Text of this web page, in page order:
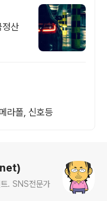
정산
라폴, 신호등
. SNS전문가